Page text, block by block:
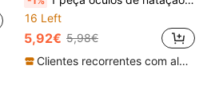
16 Left
5,92€ 5,98€
Clientes recorrentes com alta taxa de retorno